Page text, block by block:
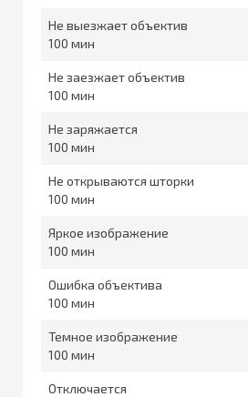
Не выезжает объектив
100
Не заезжает объектив
100
Не заряжается
100
Не открываются шторки
100
Яркое изображение
100
Ошибка объектива
100
Темное изображение
100
Отключается